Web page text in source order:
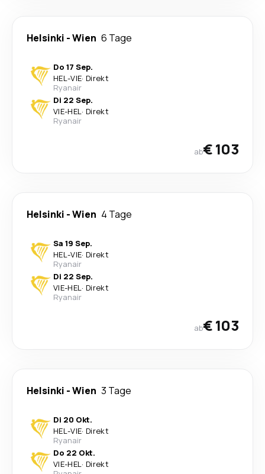
Helsinki -Wien 6 Tage
Do 17 Sep.
HEL-VIE· Direkt
Ryanair
Di 22 Sep.
VIE-HEL· Direkt
Ryanair
ab€ 103
Helsinki -Wien 4 Tage
Sa 19 Sep.
HEL-VIE· Direkt
Ryanair
Di 22 Sep.
VIE-HEL· Direkt
Ryanair
ab€ 103
Helsinki -Wien 3 Tage
Di 20 Okt.
HEL-VIE· Direkt
Ryanair
Do 22 Okt.
VIE-HEL· Direkt